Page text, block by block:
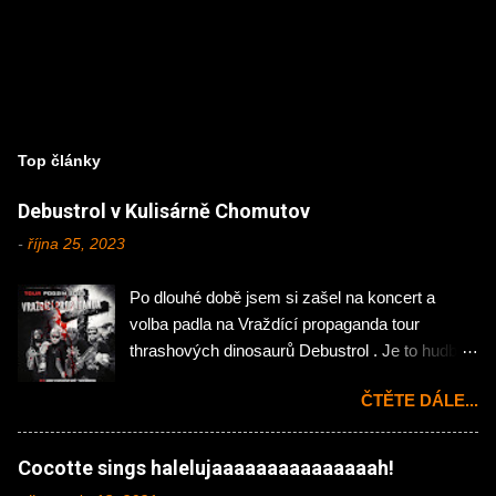
Top články
Debustrol v Kulisárně Chomutov
- října 25, 2023
Po dlouhé době jsem si zašel na koncert a
volba padla na Vraždící propaganda tour
thrashových dinosaurů Debustrol . Je to hudba
návštěvu chomutovské Kulisárny. Koncert
zahájila domácí rock'n'rollová pecka Hejtman .
Na kytaru zde působí Jakub Önslaughter (ex-
Hellocaustor), Ondřej Jáchym (ex- Fenris) a na
ČTĚTE DÁLE...
Cocotte sings halelujaaaaaaaaaaaaaaah!